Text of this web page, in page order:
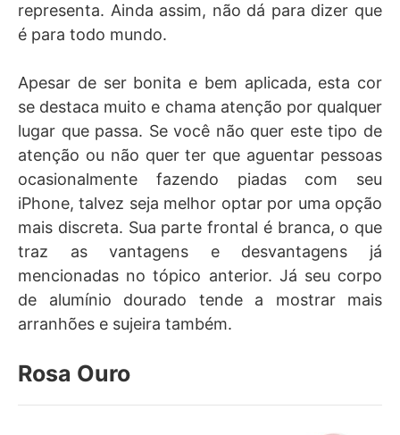
representa. Ainda assim, não dá para dizer que
é para todo mundo.
Apesar de ser bonita e bem aplicada, esta cor
se destaca muito e chama atenção por qualquer
lugar que passa. Se você não quer este tipo de
atenção ou não quer ter que aguentar pessoas
ocasionalmente fazendo piadas com seu
iPhone, talvez seja melhor optar por uma opção
mais discreta. Sua parte frontal é branca, o que
traz as vantagens e desvantagens já
mencionadas no tópico anterior. Já seu corpo
de alumínio dourado tende a mostrar mais
arranhões e sujeira também.
Rosa Ouro